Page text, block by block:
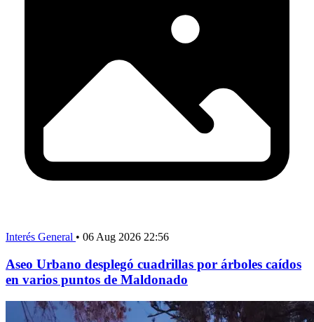
Interés General • 06 Aug 2026 22:56
Aseo Urbano desplegó cuadrillas por árboles caídos
en varios puntos de Maldonado